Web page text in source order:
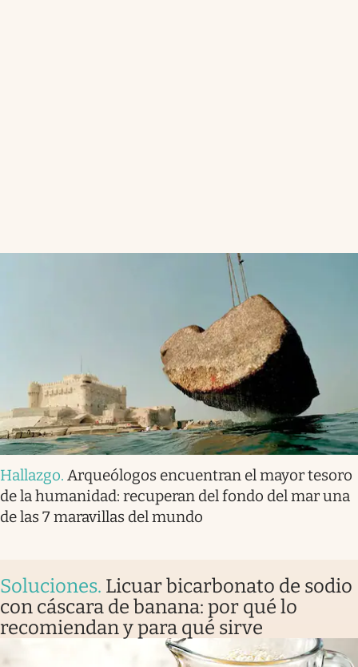
Hallazgo. Arqueólogos encuentran el mayor tesoro
de la humanidad: recuperan del fondo del mar una
de las 7 maravillas del mundo
Soluciones. Licuar bicarbonato de sodio
con cáscara de banana: por qué lo
recomiendan y para qué sirve